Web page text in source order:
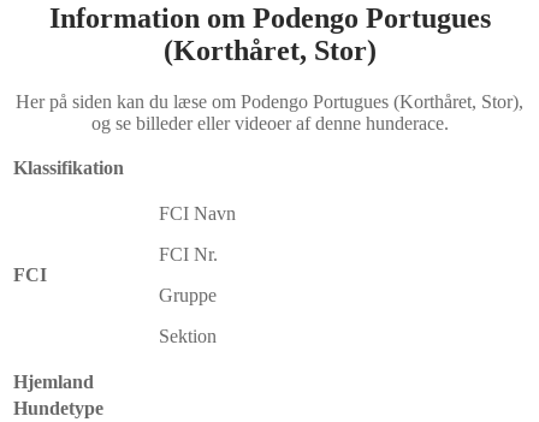
Information om Podengo Portugues
(Korthåret, Stor)
Her på siden kan du læse om Podengo Portugues (Korthåret, Stor),
og se billeder eller videoer af denne hunderace.
Klassifikation
FCI
FCI Navn
FCI Nr.
Gruppe
Sektion
Hjemland
Hundetype